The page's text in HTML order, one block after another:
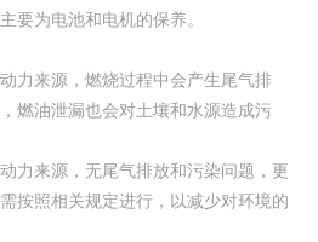
要为电池和电机的保养。
力来源，燃烧过程中会产生尾气排
燃油泄漏也会对土壤和水源造成污
力来源，无尾气排放和污染问题，更
按照相关规定进行，以减少对环境的